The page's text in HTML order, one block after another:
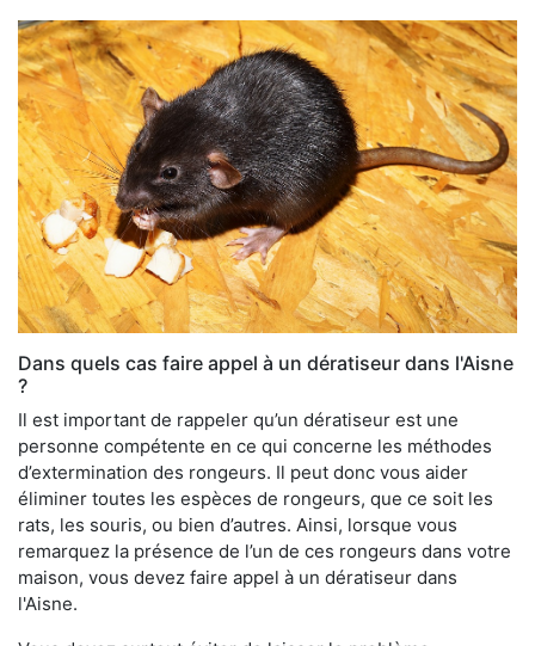
Dans quels cas faire appel à un dératiseur dans l'Aisne
?
Il est important de rappeler qu’un dératiseur est une
personne compétente en ce qui concerne les méthodes
d’extermination des rongeurs. Il peut donc vous aider
éliminer toutes les espèces de rongeurs, que ce soit les
rats, les souris, ou bien d’autres. Ainsi, lorsque vous
remarquez la présence de l’un de ces rongeurs dans votre
maison, vous devez faire appel à un dératiseur dans
l'Aisne.